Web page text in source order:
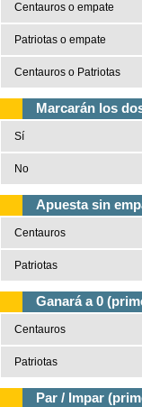
Centauros o empate
Patriotas o empate
Centauros o Patriotas
Marcarán los
Sí
No
Apuesta sin
Centauros
Patriotas
Ganará a 0
Centauros
Patriotas
Par / Impar